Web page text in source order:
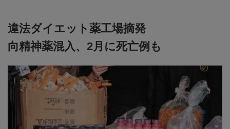
違法ダイエット薬工場摘発
向精神薬混入、2月に死亡例も